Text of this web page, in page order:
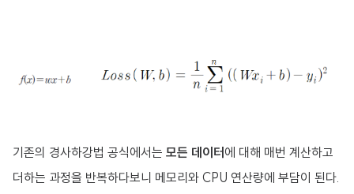
기존의 경사하강법 공식에서는 모든 데이터 에 대해 매번 계산하고
더하는 과정을 반복하다보니 메모리와 CPU 연산량에 부담이 된다.